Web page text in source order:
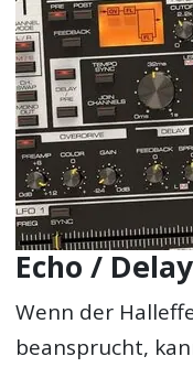
Echo / Delay
Wenn der
beansprucht,